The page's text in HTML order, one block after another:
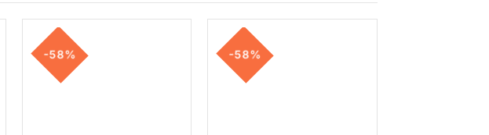
-58% -58%